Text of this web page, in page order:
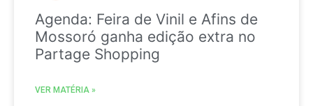
Agenda: Feira de Vinil e Afins de
Mossoró ganha edição extra no
Partage Shopping
VER MATÉRIA »